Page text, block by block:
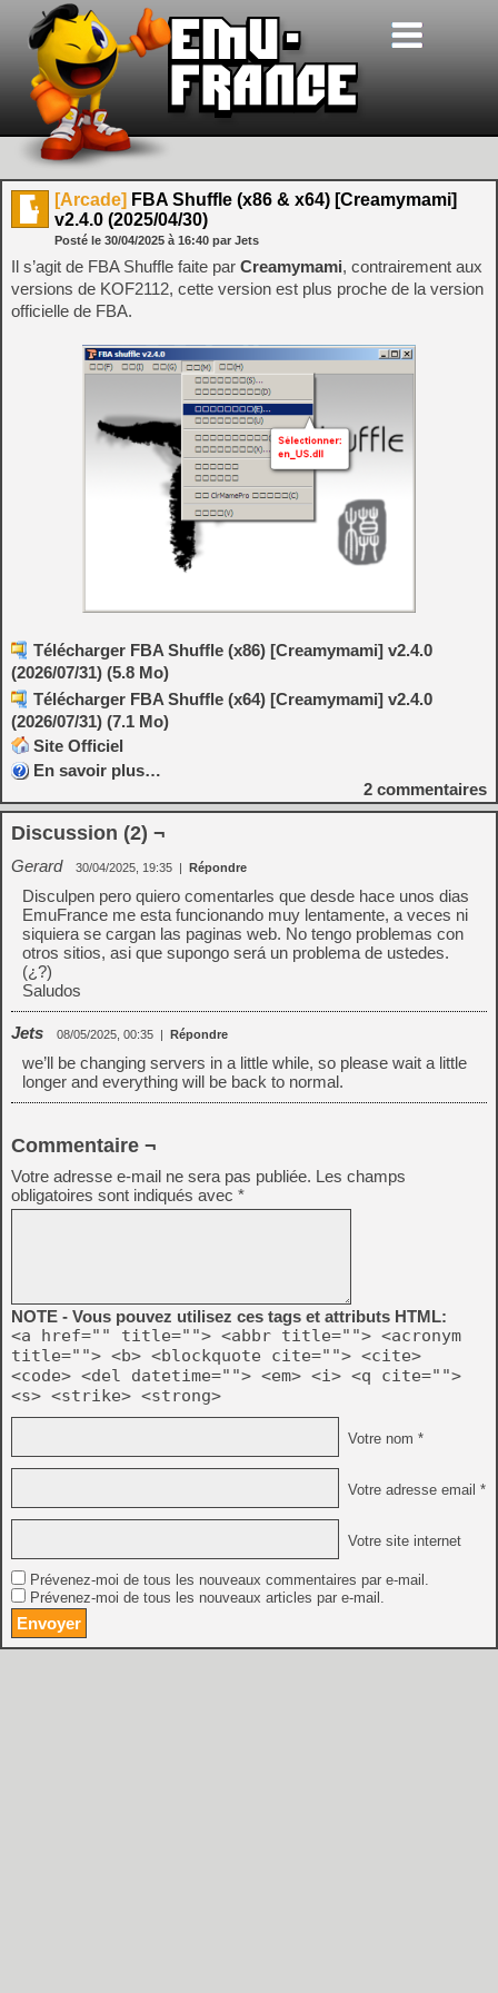
[Arcade] FBA Shuffle (x86 & x64) [Creamymami]
v2.4.0 (2025/04/30)
Posté le 30/04/2025 à 16:40 par Jets
Il s’agit de FBA Shuffle faite par Creamymami, contrairement aux
versions de KOF2112, cette version est plus proche de la version
officielle de FBA.
Télécharger FBA Shuffle (x86) [Creamymami] v2.4.0
(2026/07/31) (5.8 Mo)
Télécharger FBA Shuffle (x64) [Creamymami] v2.4.0
(2026/07/31) (7.1 Mo)
Site Officiel
En savoir plus…
2 commentaires
Discussion (2) ¬
Gerard 30/04/2025, 19:35 | Répondre
Disculpen pero quiero comentarles que desde hace unos dias
EmuFrance me esta funcionando muy lentamente, a veces ni
siquiera se cargan las paginas web. No tengo problemas con
otros sitios, asi que supongo será un problema de ustedes.
(¿?)
Saludos
Jets 08/05/2025, 00:35 | Répondre
we’ll be changing servers in a little while, so please wait a little
longer and everything will be back to normal.
Commentaire ¬
Votre adresse e-mail ne sera pas publiée. Les champs
obligatoires sont indiqués avec *
NOTE - Vous pouvez utilisez ces tags et attributs HTML:
<a href="" title=""> <abbr title=""> <acronym
title=""> <b> <blockquote cite=""> <cite>
<code> <del datetime=""> <em> <i> <q cite="">
<s> <strike> <strong>
Votre nom *
Votre adresse email *
Votre site internet
Prévenez-moi de tous les nouveaux commentaires par e-mail.
Prévenez-moi de tous les nouveaux articles par e-mail.